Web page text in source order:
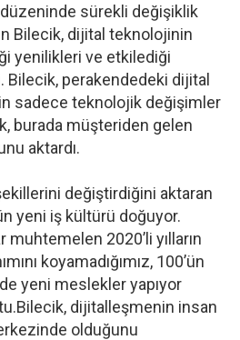
sürekli değişiklik
Bilecik, dijital teknolojinin
yenilikleri ve etkilediği
perakendedeki dijital
sadece teknolojik değişimler
burada müşteriden gelen
aktardı.
değiştirdiğini aktaran
yeni iş kültürü doğuyor.
2020’li yılların
koyamadığımız, 100’ün
yeni meslekler yapıyor
dijitalleşmenin insan
olduğunu